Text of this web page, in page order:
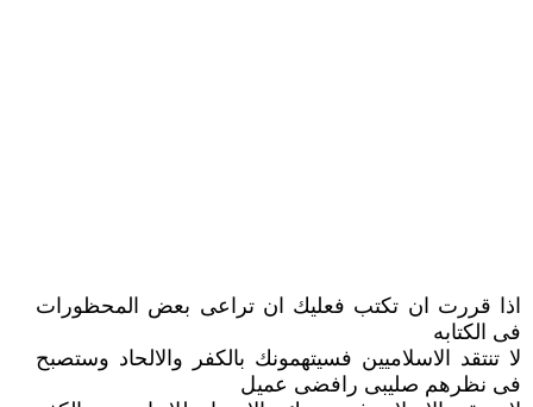
اذا قررت ان تكتب فعليك ان تراعى بعض المحظورات
فى الكتابه
لا تنتقد الاسلاميين فسيتهمونك بالكفر والالحاد وستصبح
فى نظرهم صليبى رافضى عميل